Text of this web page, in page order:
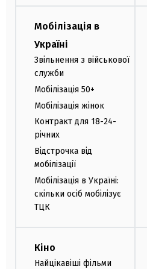
Мобілізація в
Україні
Звільнення з військової
служби
Мобілізація 50+
Мобілізація жінок
Контракт для 18-24-
річних
Відстрочка від
мобілізації
Мобілізація в Україні:
скільки осіб мобілізує
ТЦК
Кіно
Найцікавіші фільми